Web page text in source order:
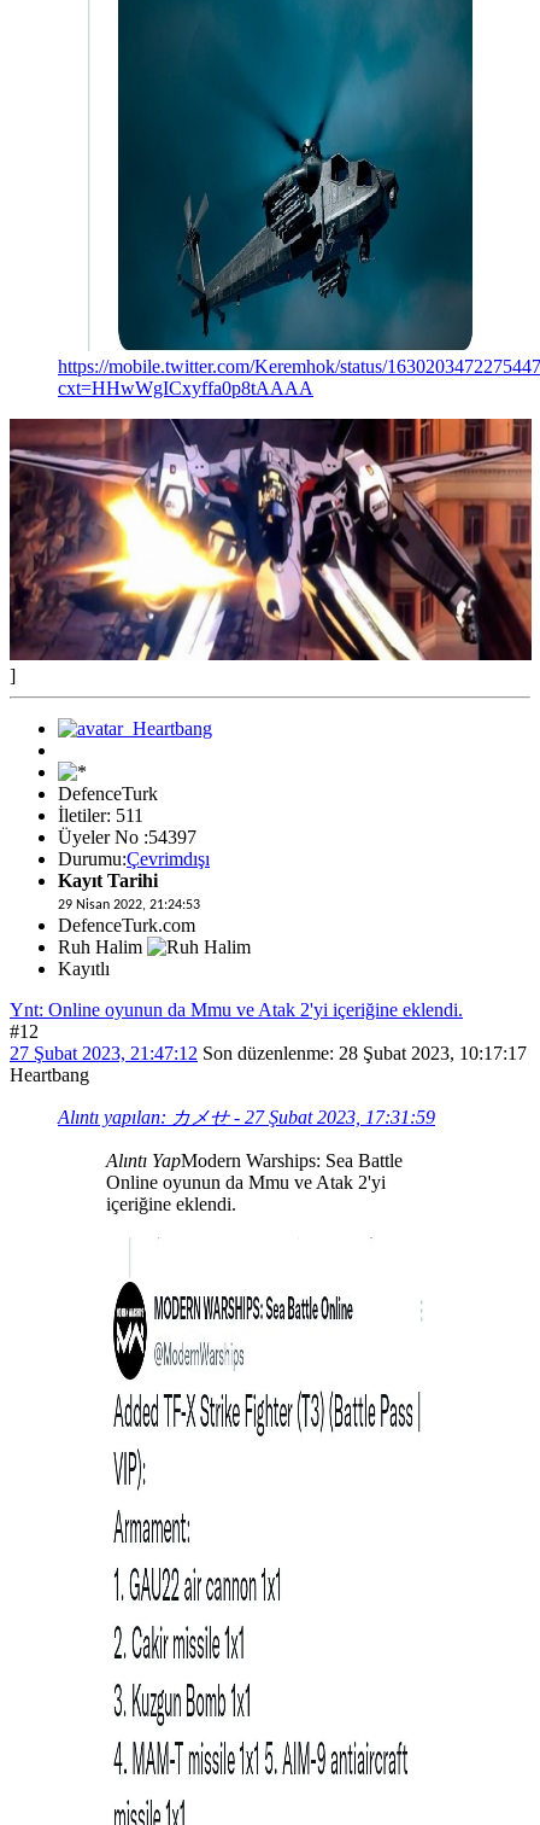
https://mobile.twitter.com/Keremhok/status/
cxt=HHwWgICxyffa0p8tAAAA
]
DefenceTurk
İletiler: 511
Üyeler No :54397
Durumu:Çevrimdışı
Kayıt Tarihi
29 Nisan 2022, 21:24:53
DefenceTurk.com
Ruh Halim
Kayıtlı
Ynt: Online oyunun da Mmu ve Atak 2'yi içeriğine eklendi.
#12
27 Şubat 2023, 21:47:12 Son düzenlenme: 28 Şubat 2023, 10:17:17
Heartbang
Alıntı yapılan: カメせ - 27 Şubat 2023, 17:31:59
Alıntı YapModern Warships: Sea Battle
Online oyunun da Mmu ve Atak 2'yi
içeriğine eklendi.